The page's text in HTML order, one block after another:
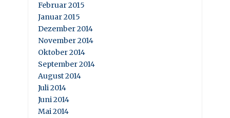
Februar 2015
Januar 2015
Dezember 2014
November 2014
Oktober 2014
September 2014
August 2014
Juli 2014
Juni 2014
Mai 2014